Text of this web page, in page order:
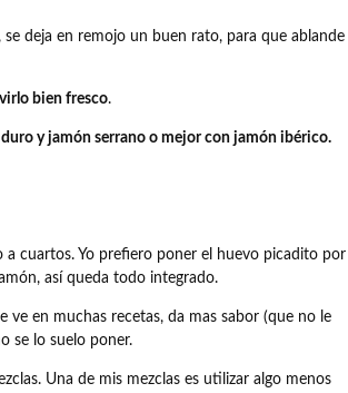
deja en remojo un buen rato, para que ablande
bien fresco.
duro y jamón serrano o mejor con jamón ibérico.
cuartos. Yo prefiero poner el huevo picadito por
así queda todo integrado.
ve en muchas recetas, da mas sabor (que no le
se lo suelo poner.
Una de mis mezclas es utilizar algo menos